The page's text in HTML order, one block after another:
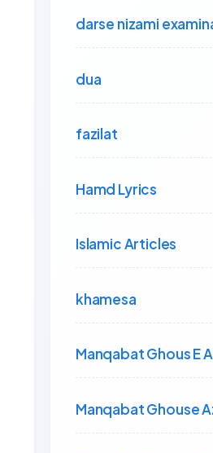
darse nizami
dua
fazilat
Hamd Lyrics
Islamic Articles
khamesa
Manqabat Ghous E
Manqabat Ghouse